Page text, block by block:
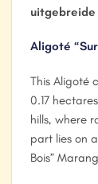
uitgebreide
Aligoté
This Aligoté
0.17
hills, where
part lies on
Bois”